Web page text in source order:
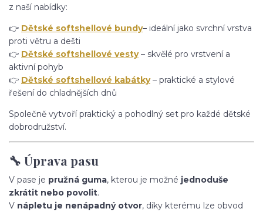
z naší nabídky:
👉 Dětské softshellové bundy– ideální jako svrchní vrstva
proti větru a dešti
👉 Dětské softshellové vesty– skvělé pro vrstvení a
aktivní pohyb
👉 Dětské softshellové kabátky– praktické a stylové
řešení do chladnějších dnů
Společně vytvoří praktický a pohodlný set pro každé dětské
dobrodružství.
🔧 Úprava pasu
V pase je pružná guma, kterou je možné jednoduše
zkrátit nebo povolit.
V nápletu je nenápadný otvor, díky kterému lze obvod